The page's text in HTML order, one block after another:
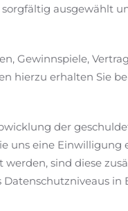
ausgewählt
Gewinnspiele,
hierzu erhalten Sie
der
uns eine Einwilligung
sind diese
in